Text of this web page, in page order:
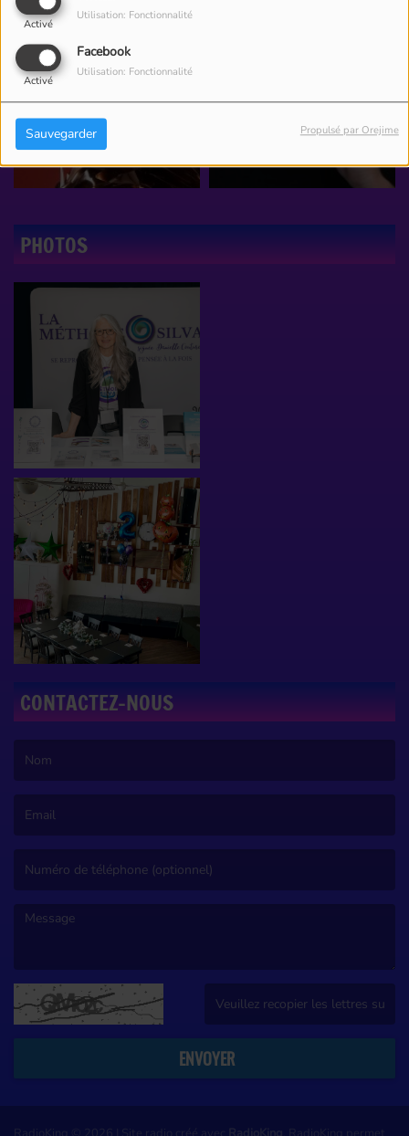
Activé
Utilisation: Fonctionnalité
Facebook
Activé
Utilisation: Fonctionnalité
Sauvegarder Propulsé par Orejime
PHOTOS
CONTACTEZ-NOUS
ENVOYER